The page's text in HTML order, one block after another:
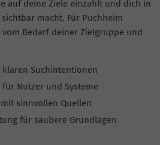
auf deine Ziele einzahlt und dich in
sichtbar macht. Für Puchheim
Bedarf deiner Zielgruppe und
Suchintentionen
Nutzer und Systeme
sinnvollen Quellen
für saubere Grundlagen